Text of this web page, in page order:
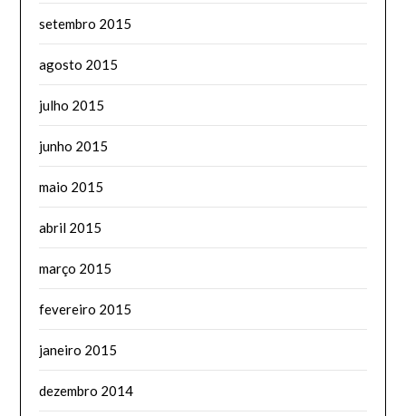
setembro 2015
agosto 2015
julho 2015
junho 2015
maio 2015
abril 2015
março 2015
fevereiro 2015
janeiro 2015
dezembro 2014